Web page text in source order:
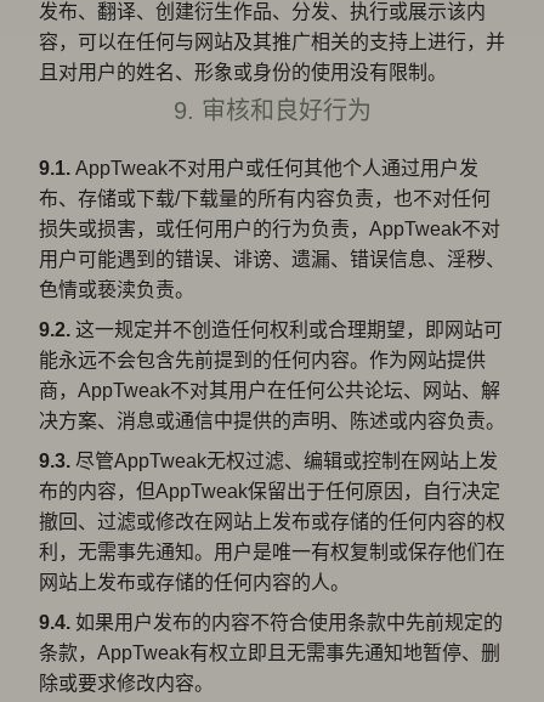
发布、翻译、创建衍生作品、分发、执行或展示该内
容，可以在任何与网站及其推广相关的支持上进行，并
且对用户的姓名、形象或身份的使用没有限制。
9. 审核和良好行为
9.1. AppTweak不对用户或任何其他个人通过用户发
布、存储或下载/下载量的所有内容负责，也不对任何
损失或损害，或任何用户的行为负责，AppTweak不对
用户可能遇到的错误、诽谤、遗漏、错误信息、淫秽、
色情或亵渎负责。
9.2. 这一规定并不创造任何权利或合理期望，即网站可
能永远不会包含先前提到的任何内容。作为网站提供
商，AppTweak不对其用户在任何公共论坛、网站、解
决方案、消息或通信中提供的声明、陈述或内容负责。
9.3. 尽管AppTweak无权过滤、编辑或控制在网站上发
布的内容，但AppTweak保留出于任何原因，自行决定
撤回、过滤或修改在网站上发布或存储的任何内容的权
利，无需事先通知。用户是唯一有权复制或保存他们在
网站上发布或存储的任何内容的人。
9.4. 如果用户发布的内容不符合使用条款中先前规定的
条款，AppTweak有权立即且无需事先通知地暂停、删
除或要求修改内容。